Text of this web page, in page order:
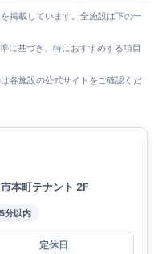
掲載しています。全施設は下の一
に基づき、特におすすめする項目
各施設の公式サイトをご確認くだ
本町テナント 2F
分以内
定休日